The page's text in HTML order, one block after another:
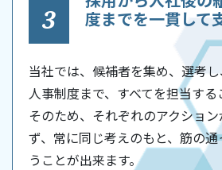
3
度までを一貫して
当社では、候補者を集め、選考
人事制度まで、すべてを担当する
そのため、それぞれのアクショ
ず、常に同じ考えのもと、筋の
うことが出来ます。